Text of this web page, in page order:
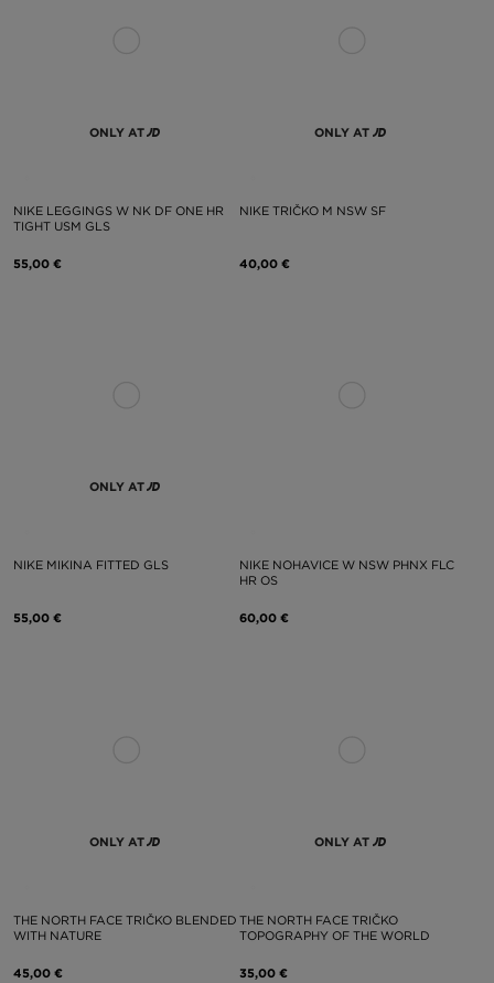
ONLY AT
NIKE LEGGINGS W NK DF ONE HR
TIGHT USM GLS
55,00 €
ONLY AT
NIKE TRIČKO M NSW SF
40,00 €
ONLY AT
NIKE MIKINA FITTED GLS
55,00 €
NIKE NOHAVICE W NSW PHNX FLC
HR OS
60,00 €
ONLY AT
THE NORTH FACE TRIČKO BLENDED
WITH NATURE
45,00 €
ONLY AT
THE NORTH FACE TRIČKO
TOPOGRAPHY OF THE WORLD
35,00 €